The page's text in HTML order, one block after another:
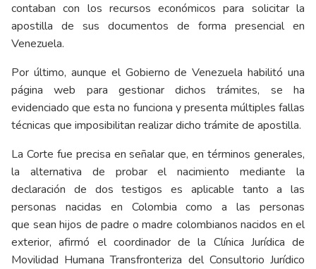
contaban con los recursos económicos para solicitar la
apostilla de sus documentos de forma presencial en
Venezuela.
Por último, aunque el Gobierno de Venezuela habilitó una
página web para gestionar dichos trámites, se ha
evidenciado que esta no funciona y presenta múltiples fallas
técnicas que imposibilitan realizar dicho trámite de apostilla.
La Corte fue precisa en señalar que, en términos generales,
la alternativa de probar el nacimiento mediante la
declaración de dos testigos es aplicable tanto a las
personas nacidas en Colombia como a las personas
que sean hijos de padre o madre colombianos nacidos en el
exterior, afirmó el coordinador de la Clínica Jurídica de
Movilidad Humana Transfronteriza del Consultorio Jurídico